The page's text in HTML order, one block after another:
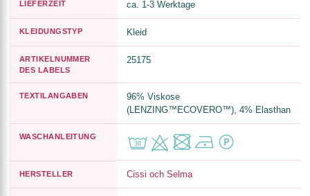
LIEFERZEIT ca. 1-3 Werktage
KLEIDUNGSTYP Kleid
ARTIKELNUMMER
DES LABELS
25175
TEXTILANGABEN
96% Viskose
(LENZING™ECOVERO™), 4% Elasthan
WASCHANLEITUNG
HERSTELLER Cissi och Selma